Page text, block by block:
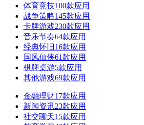
体育竞技100款应用
战争策略145款应用
卡牌游戏230款应用
音乐节奏64款应用
经典怀旧 16款应用
国风仙侠61款应用
棋牌桌游5款应用
其他游戏69款应用
金融理财17款应用
新闻资讯23款应用
社交聊天15款应用